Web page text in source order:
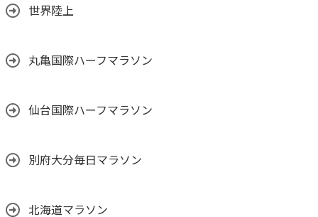
世界陸上
丸亀国際ハーフマラソン
仙台国際ハーフマラソン
別府大分毎日マラソン
北海道マラソン